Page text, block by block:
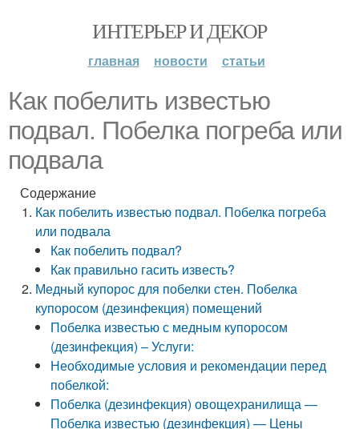
ИНТЕРЬЕР И ДЕКОР
главная новости статьи
Как побелить известью
подвал. Побелка погреба или
подвала
Содержание
Как побелить известью подвал. Побелка погреба
или подвала
Как побелить подвал?
Как правильно гасить известь?
Медный купорос для побелки стен. Побелка
купоросом (дезинфекция) помещений
Побелка известью с медным купоросом
(дезинфекция) – Услуги:
Необходимые условия и рекомендации перед
побелкой:
Побелка (дезинфекция) овощехранилища —
Побелка известью (дезинфекция) — Цены